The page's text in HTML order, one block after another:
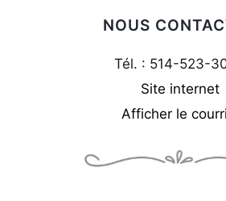
NOUS
Tél. : 514-523-
Site internet
Afficher le